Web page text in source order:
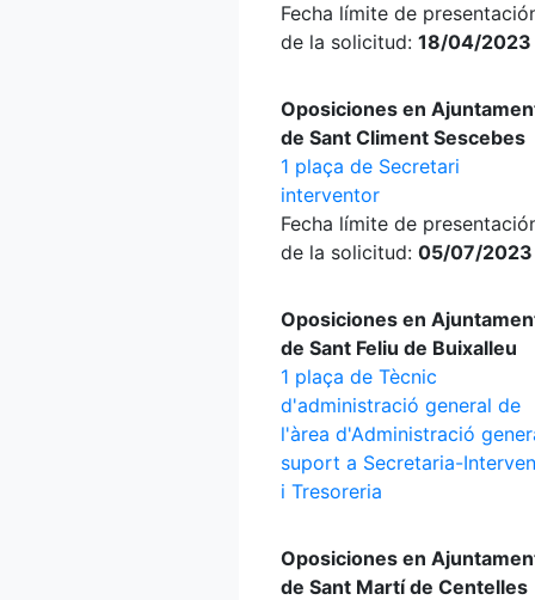
Fecha límite de
de la solicitud: 18/04/2023
Oposiciones en
de Sant Climent Sescebes
1 plaça de Secretari
interventor
Fecha límite de
de la solicitud: 05/07/2023
Oposiciones en
de Sant Feliu de Buixalleu
1 plaça de Tècnic
d'administració general de
l'àrea d'Administració
suport a Secretaria-
i Tresoreria
Oposiciones en
de Sant Martí de Centelles